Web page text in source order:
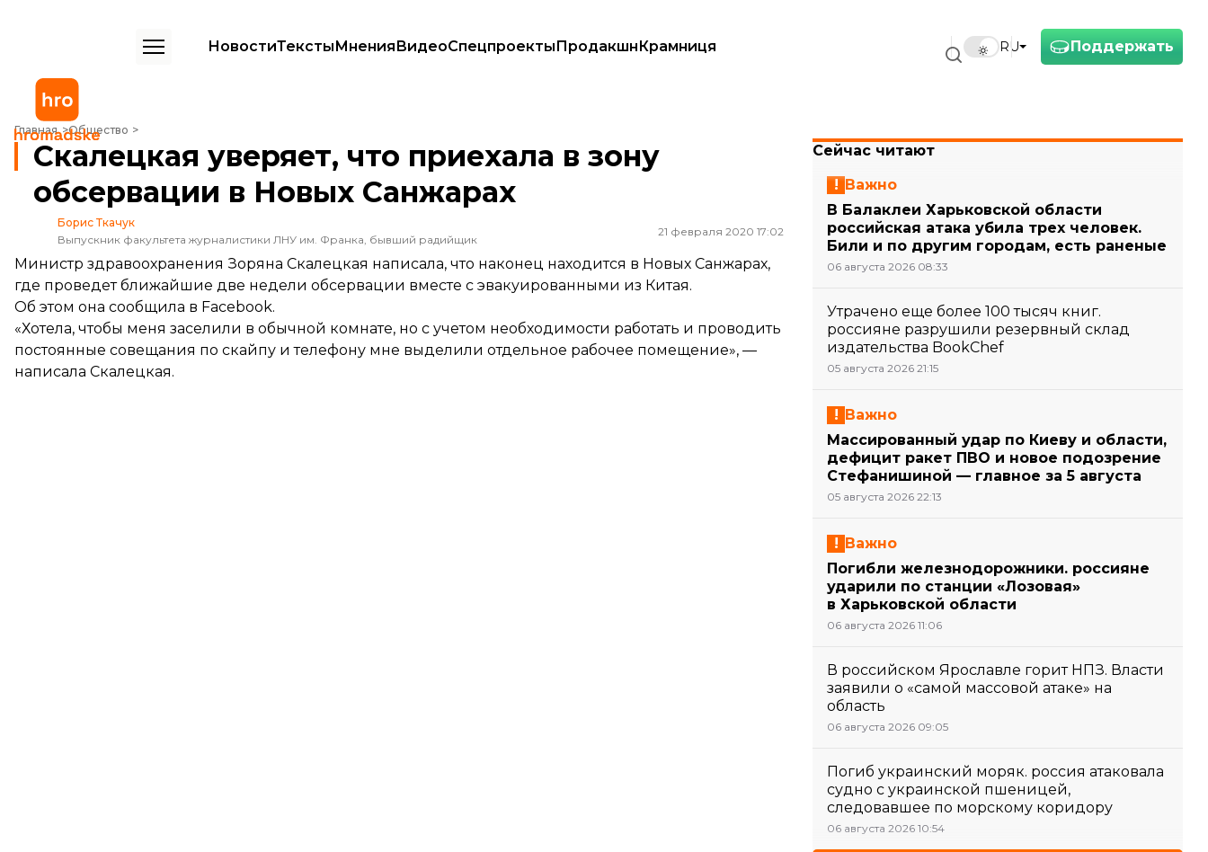
Поддержать
RU
НовостиТекстыМненияВидеоСпецпроектыПродакшнКрамниця
Главная Общество
Скалецкая уверяет, что приехала в зону обсервации в Новых Санжарах
Скалецкая уверяет, что приехала в зону
обсервации в Новых Санжарах
Борис Ткачук
Выпускник факультета журналистики ЛНУ им. Франка, бывший радийщик
21 февраля 2020 17:02
Министр здравоохранения Зоряна Скалецкая написала, что наконец находится в Новых Санжарах,
где проведет ближайшие две недели обсервации вместе с эвакуированными из Китая.
Об этом она сообщила в Facebook.
«Хотела, чтобы меня заселили в обычной комнате, но с учетом необходимости работать и проводить
постоянные совещания по скайпу и телефону мне выделили отдельное рабочее помещение», —
написала Скалецкая.
Сейчас читают
Важно
В Балаклеи Харьковской области
российская атака убила трех человек.
Били и по другим городам, есть раненые
06 августа 2026 08:33
Утрачено еще более 100 тысяч книг.
россияне разрушили резервный склад
издательства BookChef
05 августа 2026 21:15
Важно
Массированный удар по Киеву и области,
дефицит ракет ПВО и новое подозрение
Стефанишиной — главное за 5 августа
05 августа 2026 22:13
Важно
Погибли железнодорожники. россияне
ударили по станции «Лозовая»
в Харьковской области
06 августа 2026 11:06
В российском Ярославле горит НПЗ. Власти
заявили о «самой массовой атаке» на
область
06 августа 2026 09:05
Погиб украинский моряк. россия атаковала
судно с украинской пшеницей,
следовавшее по морскому коридору
06 августа 2026 10:54